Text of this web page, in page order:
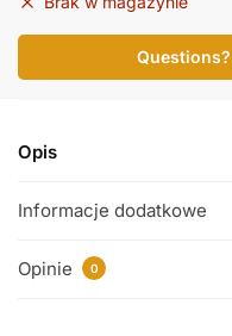
Opis
Informacje dodatkowe
Opinie 0